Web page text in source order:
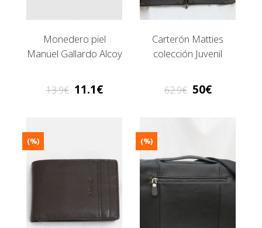
Monedero piel
Manuel Gallardo Alcoy
13.9 11.1
Carterón Matties
colección Juvenil
62.9 50
(%) (%)